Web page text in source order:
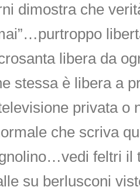
dimostra che
libera da
stessa è libera a
privata o
che scriva
feltri il
su berlusconi